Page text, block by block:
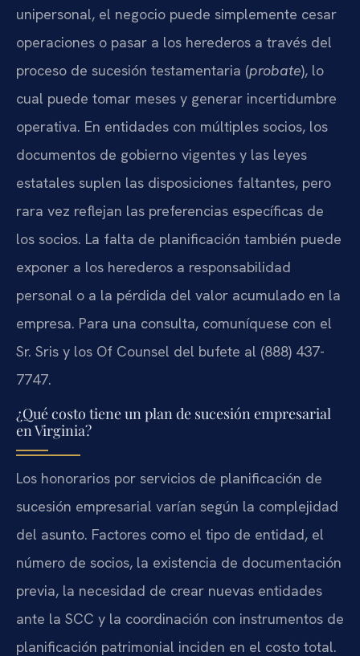
unipersonal, el negocio puede simplemente cesar
operaciones o pasar a los herederos a través del
proceso de sucesión testamentaria (probate), lo
cual puede tomar meses y generar incertidumbre
operativa. En entidades con múltiples socios, los
documentos de gobierno vigentes y las leyes
estatales suplen las disposiciones faltantes, pero
rara vez reflejan las preferencias específicas de
los socios. La falta de planificación también puede
exponer a los herederos a responsabilidad
personal o a la pérdida del valor acumulado en la
empresa. Para una consulta, comuníquese con el
Sr. Sris y los Of Counsel del bufete al (888) 437-
7747.
¿Qué costo tiene un plan de sucesión empresarial
en Virginia?
Los honorarios por servicios de planificación de
sucesión empresarial varían según la complejidad
del asunto. Factores como el tipo de entidad, el
número de socios, la existencia de documentación
previa, la necesidad de crear nuevas entidades
ante la SCC y la coordinación con instrumentos de
planificación patrimonial inciden en el costo total.